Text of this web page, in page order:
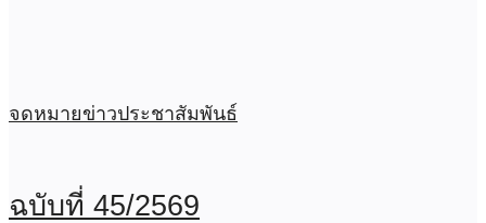
จดหมายข่าวประชาสัมพันธ์
ฉบับที่ 45/2569